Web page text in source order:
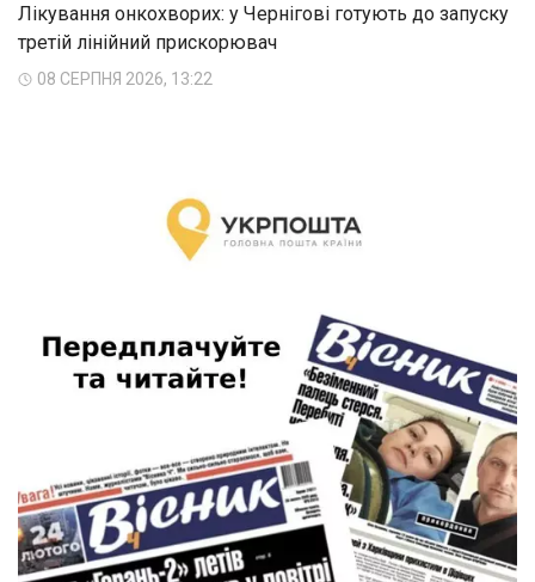
Лікування онкохворих: у Чернігові готують до запуску
третій лінійний прискорювач
08 СЕРПНЯ 2026, 13:22